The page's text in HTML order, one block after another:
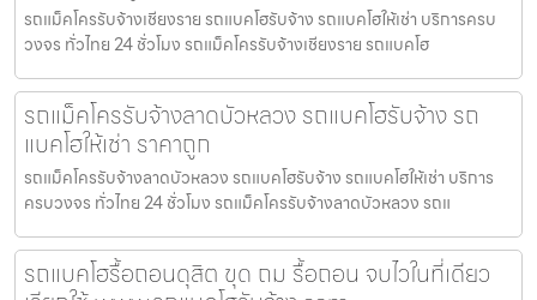
รถแม็คโครรับจ้างเชียงราย รถแบคโฮรับจ้าง รถแบคโฮให้เช่า บริการครบ
วงจร ทั่วไทย 24 ชั่วโมง รถแม็คโครรับจ้างเชียงราย รถแบคโฮ
รถแม็คโครรับจ้างลาดบัวหลวง รถแบคโฮรับจ้าง รถ
แบคโฮให้เช่า ราคาถูก
รถแม็คโครรับจ้างลาดบัวหลวง รถแบคโฮรับจ้าง รถแบคโฮให้เช่า บริการ
ครบวงจร ทั่วไทย 24 ชั่วโมง รถแม็คโครรับจ้างลาดบัวหลวง รถแ
รถแบคโฮรื้อถอนดุสิต ขุด ถม รื้อถอน จบไวในที่เดียว